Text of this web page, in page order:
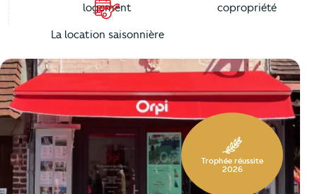
logement
copropriété
La location saisonnière
https://cutjhqvjma.cloudimg.io/_prod_/telemaque/
Trophée réussite
2026